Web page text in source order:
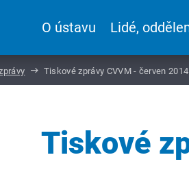
O ústavu Lidé,
Tiskové zprávy CVVM - červen 2014
Tiskové